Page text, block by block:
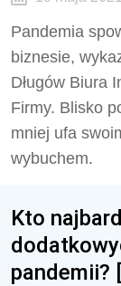
Pandemia
biznesie,
Długów Biura
Firmy. Blisko
mniej ufa
wybuchem.
Kto
pandemii?